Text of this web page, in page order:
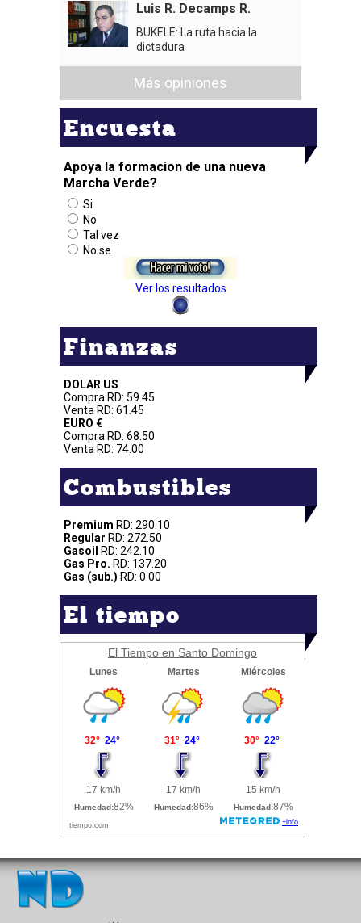
Luis R. Decamps R.
BUKELE: La ruta hacia la
dictadura
Más opiniones
Encuesta
Apoya la formacion de una nueva
Marcha Verde?
Si
No
Tal vez
No se
Ver los resultados
Finanzas
DOLAR US
Compra RD: 59.45
Venta RD: 61.45
EURO €
Compra RD: 68.50
Venta RD: 74.00
Combustibles
Premium RD: 290.10
Regular RD: 272.50
Gasoil
RD: 242.10
Gas Pro. RD: 137.20
Gas (sub.) RD: 0.00
El tiempo
El Tiempo en Santo Domingo